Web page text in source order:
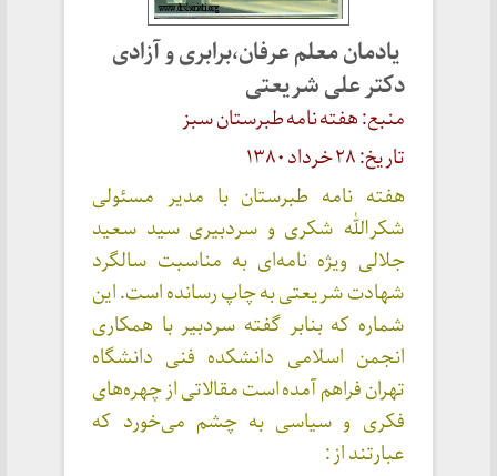
یادمان معلم عرفان‌،برابری و آزادی
دکتر علی شریعتی
منبع: هفته نامه طبرستان سبز
تاریخ: ۲۸ خرداد ۱۳۸۰
هفته نامه طبرستان با مدیر مسئولی
شکرالله شکری و سردبیری سید سعید
جلالی ویژه نامه‌ای به مناسبت سالگرد
شهادت شریعتی به چاپ رسانده است. این
شماره که بنابر گفته سردبیر با همکاری
انجمن اسلامی دانشکده فنی دانشگاه
تهران فراهم آمده است مقالاتی از چهره‌های
فکری و سیاسی به چشم می‌خورد که
عبارتند از :